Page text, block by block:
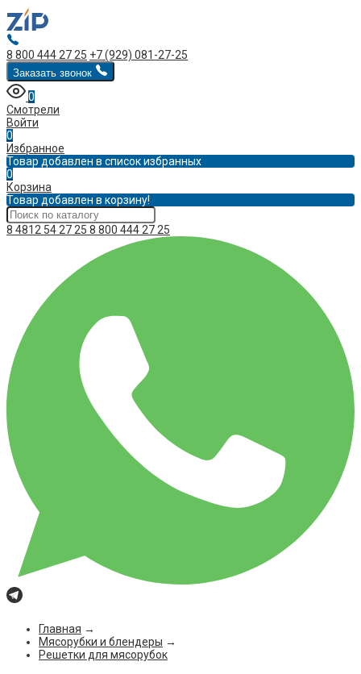
8 800 444 27 25 +7 (929) 081-27-25
Заказать звонок
0
Смотрели
Войти
0
Избранное
Товар добавлен в список избранных
0
Корзина
Товар добавлен в корзину!
8 4812 54 27 25 8 800 444 27 25
Главная →
Мясорубки и блендеры →
Решетки для мясорубок